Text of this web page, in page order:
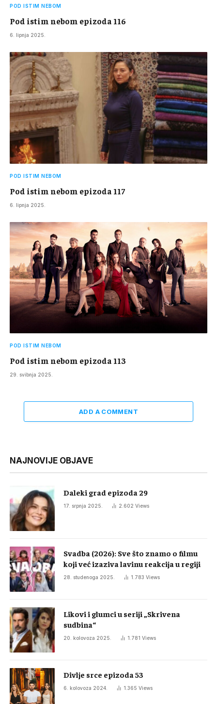
POD ISTIM NEBOM
Pod istim nebom epizoda 116
6. lipnja 2025.
POD ISTIM NEBOM
Pod istim nebom epizoda 117
6. lipnja 2025.
POD ISTIM NEBOM
Pod istim nebom epizoda 113
29. svibnja 2025.
ADD A COMMENT
NAJNOVIJE OBJAVE
Daleki grad epizoda 29
17. srpnja 2025. 2.602 Views
Svadba (2026): Sve što znamo o filmu
koji već izaziva lavinu reakcija u regiji
28. studenoga 2025. 1.783 Views
Likovi i glumci u seriji „Skrivena
sudbina“
20. kolovoza 2025. 1.781 Views
Divlje srce epizoda 53
6. kolovoza 2024. 1.365 Views